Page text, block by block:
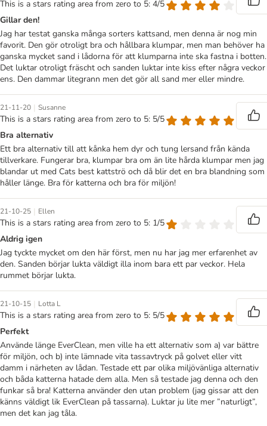
This is a stars rating area from zero to 5: 4/5
Gillar den!
Jag har testat ganska många sorters kattsand, men denna är nog min
favorit. Den gör otroligt bra och hållbara klumpar, men man behöver ha
ganska mycket sand i lådorna för att klumparna inte ska fastna i botten.
Det luktar otroligt fräscht och sanden luktar inte kiss efter några veckor
ens. Den dammar litegrann men det gör all sand mer eller mindre.
21-11-20 | Susanne
This is a stars rating area from zero to 5: 5/5
Bra alternativ
Ett bra alternativ till att kånka hem dyr och tung lersand från kända
tillverkare. Fungerar bra, klumpar bra om än lite hårda klumpar men jag
blandar ut med Cats best kattströ och då blir det en bra blandning som
håller länge. Bra för katterna och bra för miljön!
21-10-25 | Ellen
This is a stars rating area from zero to 5: 1/5
Aldrig igen
Jag tyckte mycket om den här först, men nu har jag mer erfarenhet av
den. Sanden börjar lukta väldigt illa inom bara ett par veckor. Hela
rummet börjar lukta.
21-10-15 | Lotta L
This is a stars rating area from zero to 5: 5/5
Perfekt
Använde länge EverClean, men ville ha ett alternativ som a) var bättre
för miljön, och b) inte lämnade vita tassavtryck på golvet eller vitt
damm i närheten av lådan. Testade ett par olika miljövänliga alternativ
och båda katterna hatade dem alla. Men så testade jag denna och den
funkar så bra! Katterna använder den utan problem (jag gissar att den
känns väldigt lik EverClean på tassarna). Luktar ju lite mer ”naturligt”,
men det kan jag tåla.